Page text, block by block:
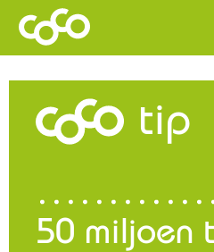
tip
50 miljoen